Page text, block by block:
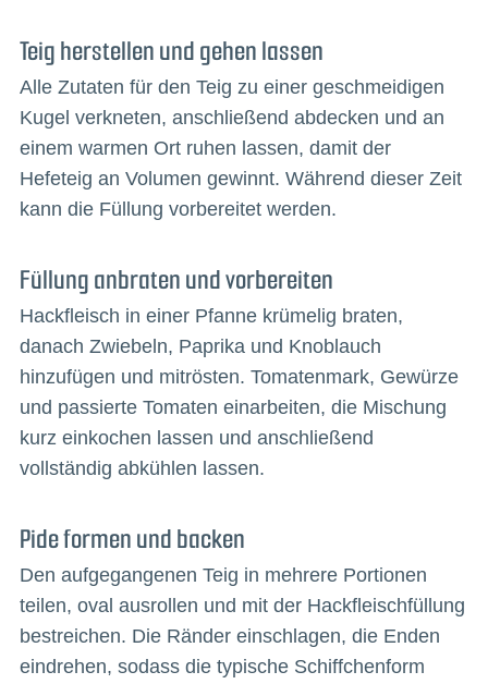
Teig herstellen und gehen lassen
Alle Zutaten für den Teig zu einer geschmeidigen
Kugel verkneten, anschließend abdecken und an
einem warmen Ort ruhen lassen, damit der
Hefeteig an Volumen gewinnt. Während dieser Zeit
kann die Füllung vorbereitet werden.
Füllung anbraten und vorbereiten
Hackfleisch in einer Pfanne krümelig braten,
danach Zwiebeln, Paprika und Knoblauch
hinzufügen und mitrösten. Tomatenmark, Gewürze
und passierte Tomaten einarbeiten, die Mischung
kurz einkochen lassen und anschließend
vollständig abkühlen lassen.
Pide formen und backen
Den aufgegangenen Teig in mehrere Portionen
teilen, oval ausrollen und mit der Hackfleischfüllung
bestreichen. Die Ränder einschlagen, die Enden
eindrehen, sodass die typische Schiffchenform